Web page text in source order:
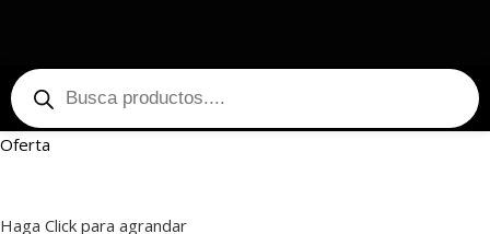
Oferta
Haga Click para agrandar